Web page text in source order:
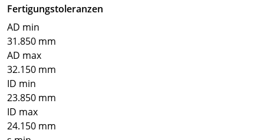
Fertigungstoleranzen
AD min
31.850 mm
AD max
32.150 mm
ID min
23.850 mm
ID max
24.150 mm